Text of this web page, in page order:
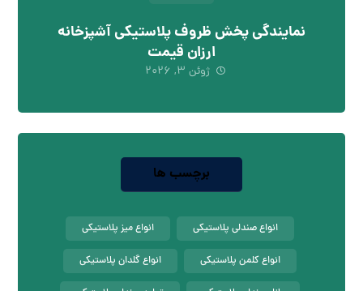
نمایندگی پخش ظروف پلاستیکی آشپزخانه
ارزان قیمت
ژوئن ۳, ۲۰۲۶
برچسب ها
انواع صندلی پلاستیکی انواع میز پلاستیکی
انواع کلمن پلاستیکی انواع گلدان پلاستیکی